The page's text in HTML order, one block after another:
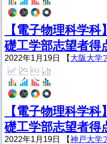
【電子物理科学
礎工学部志望者得
2022年1月19日 【 大阪大学
【電子物理科学
礎工学部志望者得
2022年1月19日 【神戸大学